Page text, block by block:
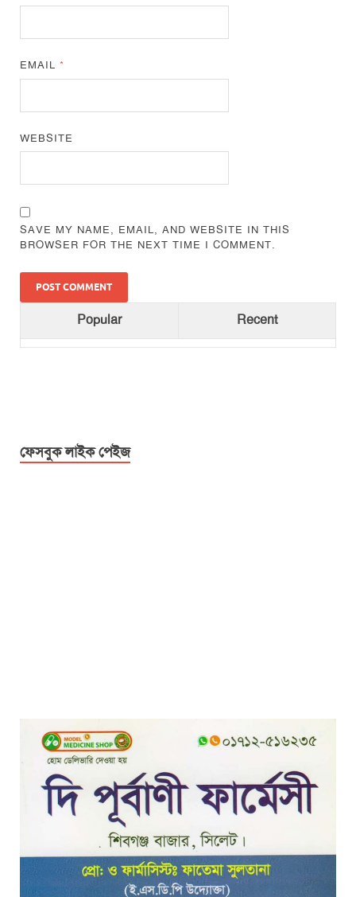
EMAIL*
WEBSITE
SAVE MY NAME, EMAIL, AND WEBSITE IN THIS
BROWSER FOR THE NEXT TIME I COMMENT.
Popular Recent
ফেসবুক লাইক পেইজ